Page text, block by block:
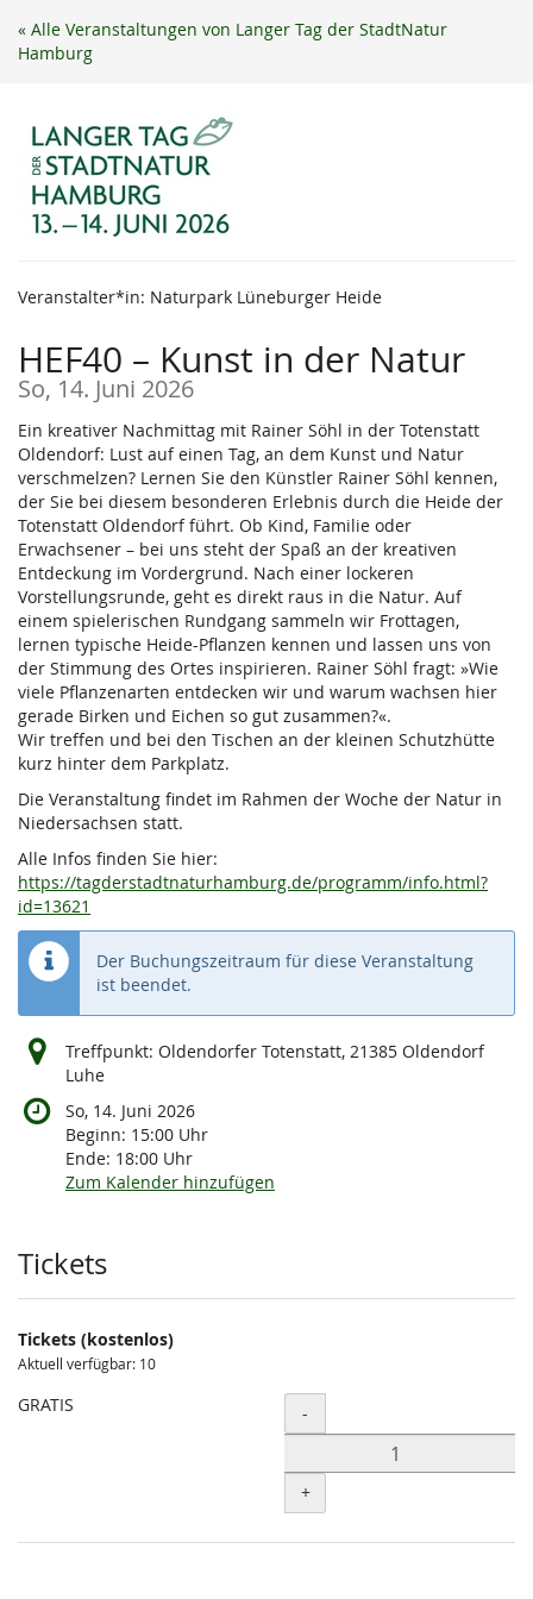
Zum
Haupt-
« Alle Veranstaltungen von Langer Tag der StadtNatur
Hamburg
Veranstalter*in: Naturpark Lüneburger Heide
HEF40 – Kunst in der Natur
So, 14. Juni 2026
Ein kreativer Nachmittag mit Rainer Söhl in der Totenstatt
Oldendorf: Lust auf einen Tag, an dem Kunst und Natur
verschmelzen? Lernen Sie den Künstler Rainer Söhl kennen,
der Sie bei diesem besonderen Erlebnis durch die Heide der
Totenstatt Oldendorf führt. Ob Kind, Familie oder
Erwachsener – bei uns steht der Spaß an der kreativen
Entdeckung im Vordergrund. Nach einer lockeren
Vorstellungsrunde, geht es direkt raus in die Natur. Auf
einem spielerischen Rundgang sammeln wir Frottagen,
lernen typische Heide-Pflanzen kennen und lassen uns von
der Stimmung des Ortes inspirieren. Rainer Söhl fragt: »Wie
viele Pflanzenarten entdecken wir und warum wachsen hier
gerade Birken und Eichen so gut zusammen?«.
Wir treffen und bei den Tischen an der kleinen Schutzhütte
kurz hinter dem Parkplatz.
Die Veranstaltung findet im Rahmen der Woche der Natur in
Niedersachsen statt.
Alle Infos finden Sie hier:
https://tagderstadtnaturhamburg.de/programm/info.html?
id=13621
Der Buchungszeitraum für diese Veranstaltung
ist beendet.
Treffpunkt: Oldendorfer Totenstatt, 21385 Oldendorf
Luhe
So, 14. Juni 2026
Beginn: 15:00 Uhr
Ende: 18:00 Uhr
Zum Kalender hinzufügen
Produkte
Tickets
Tickets (kostenlos)
Aktuell verfügbar: 10
GRATIS Menge
-
+